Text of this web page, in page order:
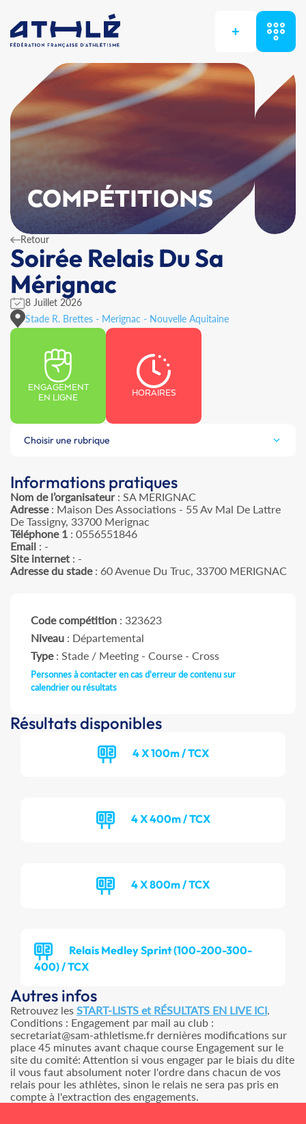
+
COMPÉTITIONS
Retour
Soirée Relais Du Sa
Mérignac
8 Juillet 2026
Stade R. Brettes - Merignac - Nouvelle Aquitaine
ENGAGEMENT
EN LIGNE
HORAIRES
Choisir une rubrique
Informations pratiques
Nom de l’organisateur: SA MERIGNAC
Adresse: Maison Des Associations - 55 Av Mal De Lattre
De Tassigny, 33700 Merignac
Téléphone 1 : 0556551846
Email : -
Site internet : -
Adresse du stade: 60 Avenue Du Truc, 33700 MERIGNAC
Code compétition : 323623
Niveau : Départemental
Type: Stade / Meeting - Course - Cross
Personnes à contacter en cas d'erreur de contenu sur
calendrier ou résultats
Résultats disponibles
4 X 100m / TCX
4 X 400m / TCX
4 X 800m / TCX
Relais Medley Sprint (100-200-300-
400) / TCX
Autres infos
Retrouvez les START-LISTS et RÉSULTATS EN LIVE ICI.
Conditions : Engagement par mail au club :
secretariat@sam-athletisme.fr dernières modifications sur
place 45 minutes avant chaque course Engagement sur le
site du comité: Attention si vous engager par le biais du dite
il vous faut absolument noter l'ordre dans chacun de vos
relais pour les athlètes, sinon le relais ne sera pas pris en
compte à l'extraction des engagements.